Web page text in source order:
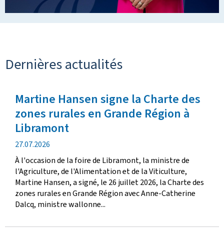
Dernières actualités
Martine Hansen signe la Charte des
zones rurales en Grande Région à
Libramont
d
a
t
e
d
e
p
27.07.2026
À l'occasion de la foire de Libramont, la ministre de
l'Agriculture, de l'Alimentation et de la Viticulture,
Martine Hansen, a signé, le 26 juillet 2026, la Charte des
zones rurales en Grande Région avec Anne-Catherine
Dalcq, ministre wallonne...